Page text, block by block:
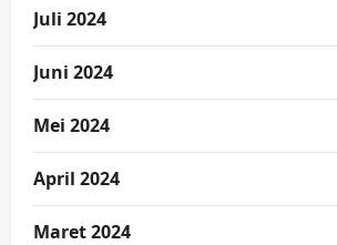
Juli 2024
Juni 2024
Mei 2024
April 2024
Maret 2024